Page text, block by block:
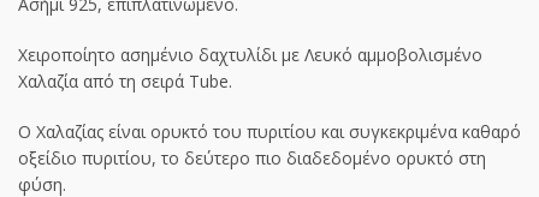
Χειροποίητο ασημένιο δαχτυλίδι με Λευκό αμμοβολισμένο
Χαλαζία από τη σειρά Tube.
Ο Χαλαζίας είναι ορυκτό του πυριτίου και συγκεκριμένα καθαρό
οξείδιο πυριτίου, το δεύτερο πιο διαδεδομένο ορυκτό στη
φύση.